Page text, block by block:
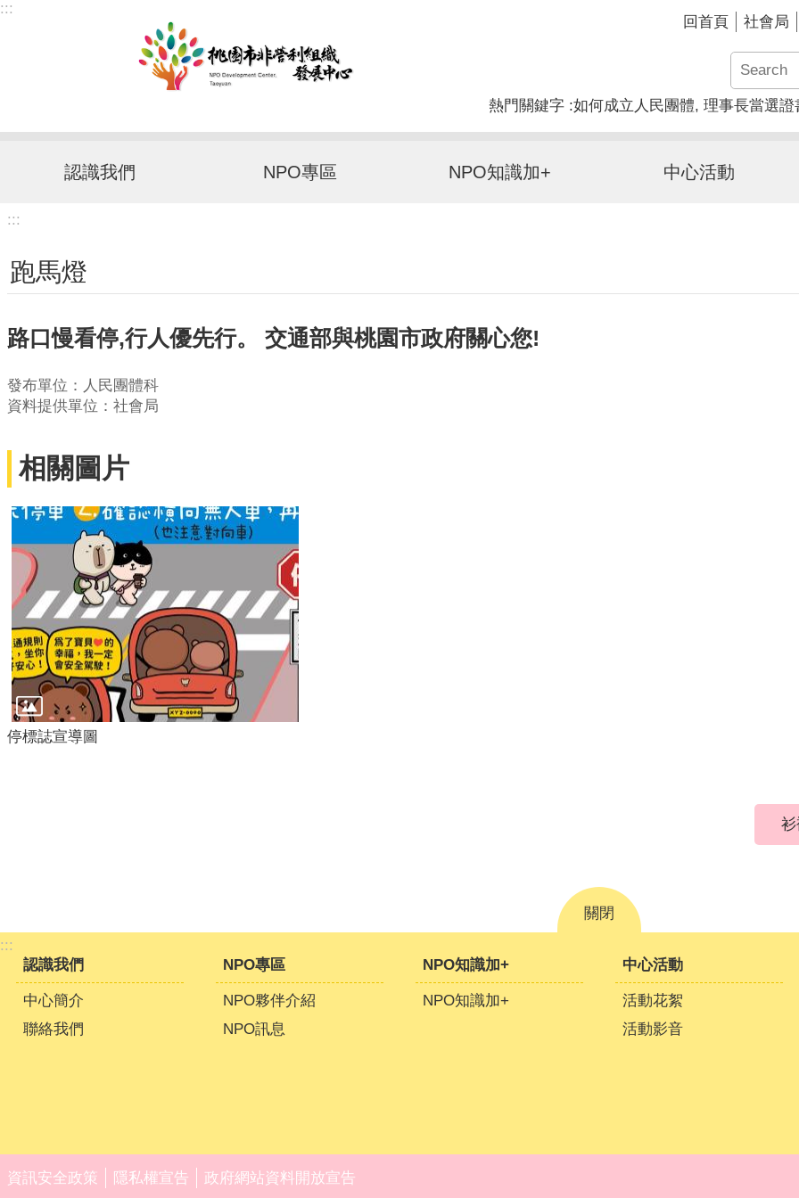
跳到主要內容區塊
:::
回首頁 社會局
熱門關鍵字 如何成立人民團體 理事長當選證
認識我們 NPO專區 NPO知識加+ 中心活動
:::
跑馬燈
路口慢看停,行人優先行。 交通部與桃園市政府關心您!
發布單位：人民團體科
資料提供單位：社會局
相關圖片
停標誌宣導圖
關閉
:::
認識我們
中心簡介
聯絡我們
NPO專區
NPO夥伴介紹
NPO訊息
NPO知識加+
NPO知識加+
中心活動
活動花絮
活動影音
資訊安全政策 隱私權宣告 政府網站資料開放宣告